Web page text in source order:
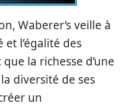
Waberer’s veille à
l’égalité des
la richesse d’une
diversité de ses
un